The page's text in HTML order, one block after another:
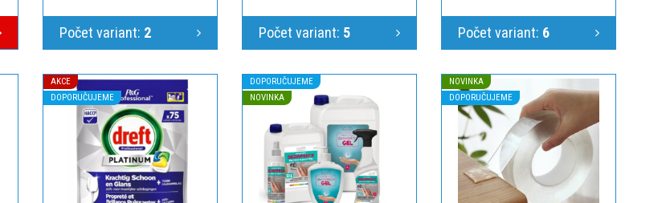
Počet variant: 2 Počet variant: 5 Počet variant: 6
AKCE
DOPORUČUJEME
DOPORUČUJEME
NOVINKA
NOVINKA
DOPORUČUJEME